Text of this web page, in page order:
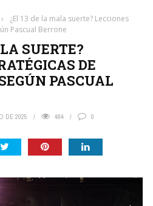
›
¿El 13 de la mala suerte? Lecciones
Pascual Berrone
SUERTE?
DE
PASCUAL
DE 2025 494 0